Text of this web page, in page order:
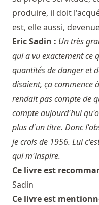
produire, il doit
est, elle aussi,
Eric Sadin : Un très
qui a vu exactement ce
quantités de danger et
disaient, ça commence
rendait pas compte de
compte aujourd'hui
plus d'un titre. Donc
je crois de 1956. Lui
qui m'inspire.
Ce livre est
Sadin
Ce livre est